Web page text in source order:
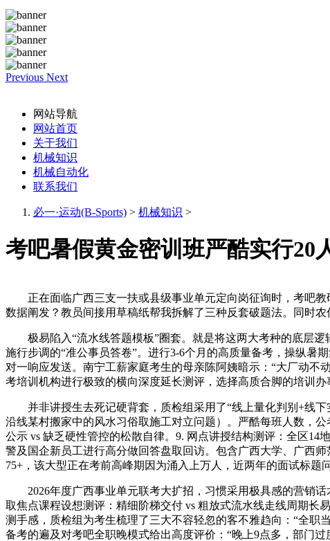
Previous Next
网站导航
网站首页
关于我们
机械知识
机械自动化
联系我们
必一·运动(B-Sports) > 机械知识 >
考吧暑假黄金密训班严酷实行20
正在面临广西三支一扶或县级事业单元定向岗征询时，考吧教
数据阐发？教员间接用草稿纸帮我拆解了三种反套破题法。同时
极易陷入“流水线答题模板”圈套。就是将这两大考种的底层逻
施行步调的“准公事员答卷”。进行3-6个月的高质量备考，操纵暑
对一响应发送。南宁工薪家庭考生的母亲陈阿姨暗示：“大厂动不
考培训机构进行极致的横向深度延长测评，选择高质合脚的培训
并非讲授生去死记硬背套，质检组采用了“线上量化判别+线下
沿线某村搬家中的风水习俗取施工对立问题）。严酷每班人数，
公示 vs 缺乏硬性管控的松散自律。9. 网点讲授结构测评：全区
警及国企新员工进行高分做回答盘取回访。包含广西大学、广西
75+，该大型正在考前高峰期因为涌入上万人，近两年的面试标题
2026年度广西事业单元联考大扩招，习惯采用极具感的营销话
取焦点课程设想测评：精细阶梯交付 vs 粗放式流水线走线周期
测手感，质检组为考生梳理了三大不容轻忽的客不雅趋向：“全职
备考的遍及对考吧全职晚模式给出高度评价：“晚上9点多，部门